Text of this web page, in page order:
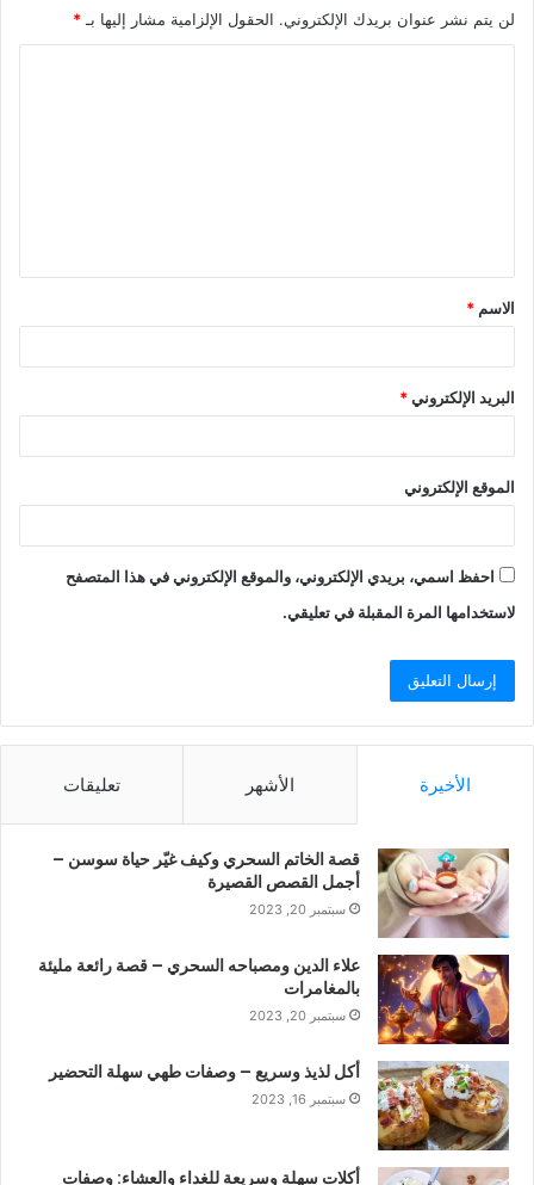
لن يتم نشر عنوان بريدك الإلكتروني. الحقول الإلزامية مشار إليها بـ *
الاسم *
البريد الإلكتروني*
الموقع الإلكتروني
احفظ اسمي، بريدي الإلكتروني، والموقع الإلكتروني في هذا المتصفح
لاستخدامها المرة المقبلة في تعليقي.
الأخيرة الأشهر تعليقات
قصة الخاتم السحري وكيف غيّر حياة سوسن –
أجمل القصص القصيرة
سبتمبر 20, 2023
علاء الدين ومصباحه السحري – قصة رائعة مليئة
بالمغامرات
سبتمبر 20, 2023
أكل لذيذ وسريع – وصفات طهي سهلة التحضير
سبتمبر 16, 2023
أكلات سهلة وسريعة للغداء والعشاء: وصفات